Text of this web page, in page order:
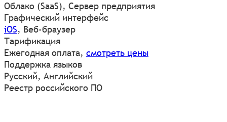
Облако (SaaS), Сервер предприятия
Графический интерфейс
iOS, Веб-браузер
Тарификация
Ежегодная оплата, смотреть цены
Поддержка языков
Русский, Английский
Реестр российского ПО